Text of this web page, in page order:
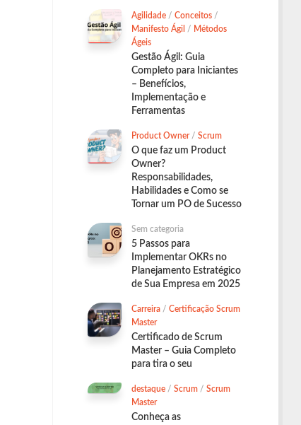
Agilidade / Conceitos /
Manifesto Ágil / Métodos
Ágeis
Gestão Ágil: Guia
Completo para Iniciantes
– Benefícios,
Implementação e
Ferramentas
Product Owner/ Scrum
O que faz um Product
Owner?
Responsabilidades,
Habilidades e Como se
Tornar um PO de Sucesso
Sem categoria
5 Passos para
Implementar OKRs no
Planejamento Estratégico
de Sua Empresa em 2025
Carreira / Certificação Scrum
Master
Certificado de Scrum
Master – Guia Completo
para tira o seu
destaque / Scrum / Scrum
Master
Conheça as